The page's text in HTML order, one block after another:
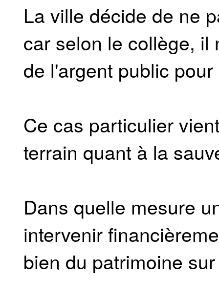
La ville décide de ne
car selon le collège, il
de l'argent public
Ce cas particulier
terrain quant à la
Dans quelle mesure
intervenir
bien du patrimoine